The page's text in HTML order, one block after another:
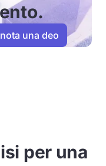
per una